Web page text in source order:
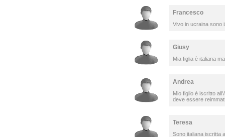
Francesco
Vivo in ucraina sono
Giusy
Mia figlia è italiana
Andrea
Mio figlio è iscritto
deve essere
Teresa
Sono italiana iscritta